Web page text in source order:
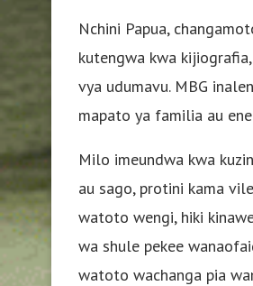
Nchini Papua,
kutengwa kwa
vya udumavu. MBG
mapato ya familia au
Milo imeundwa kwa
au sago, protini kama
watoto wengi, hiki
wa shule pekee
watoto wachanga pia